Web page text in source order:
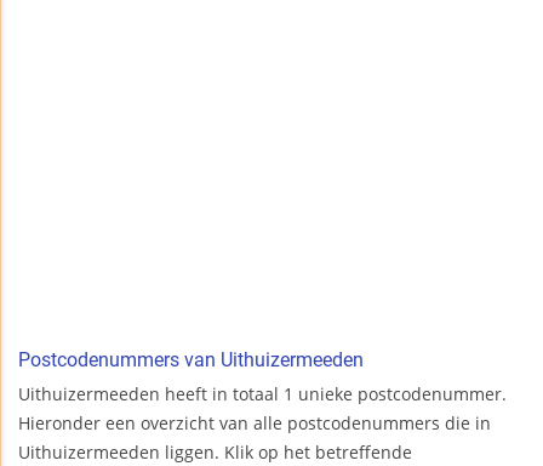
Postcodenummers van Uithuizermeeden
Uithuizermeeden heeft in totaal 1 unieke postcodenummer.
Hieronder een overzicht van alle postcodenummers die in
Uithuizermeeden liggen. Klik op het betreffende